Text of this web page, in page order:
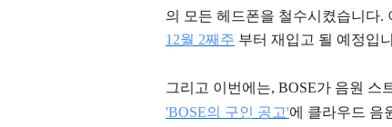
의 모든 헤드폰을 철수시켰습니다.
12월 2째주 부터 재입고 될 예정입
그리고 이번에는, BOSE가 음원 스
'BOSE의 구인 공고'에 클라우드 음